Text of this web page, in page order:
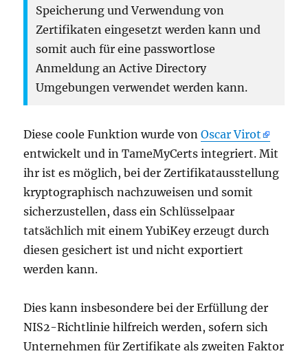
Speicherung und Verwendung von
Zertifikaten eingesetzt werden kann und
somit auch für eine passwortlose
Anmeldung an Active Directory
Umgebungen verwendet werden kann.
Diese coole Funktion wurde vonOscar Virot
entwickelt und in TameMyCerts integriert. Mit
ihr ist es möglich, bei der Zertifikatausstellung
kryptographisch nachzuweisen und somit
sicherzustellen, dass ein Schlüsselpaar
tatsächlich mit einem YubiKey erzeugt durch
diesen gesichert ist und nicht exportiert
werden kann.
Dies kann insbesondere bei der Erfüllung der
NIS2-Richtlinie hilfreich werden, sofern sich
Unternehmen für Zertifikate als zweiten Faktor